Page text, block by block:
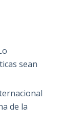
sean
de la